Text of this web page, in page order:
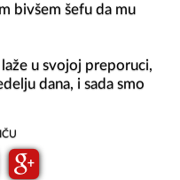
bivšem šefu da mu
u svojoj preporuci,
dana, i sada smo